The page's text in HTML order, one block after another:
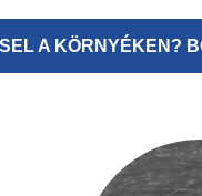
A KÖRNYÉKEN?